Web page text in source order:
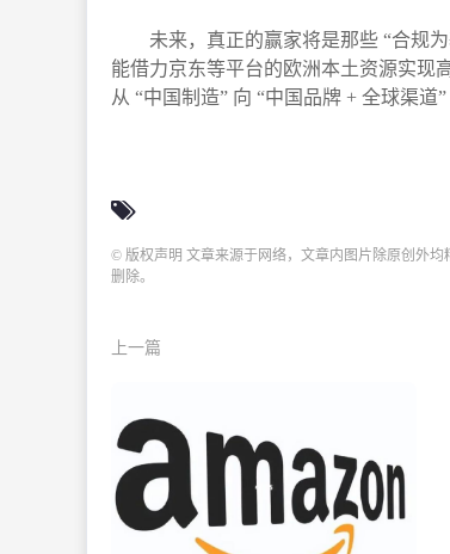
未来，真正的赢家将是那些 “合规
能借力京东等平台的欧洲本土资源实现
从 “中国制造” 向 “中国品牌 + 全球渠道
© 版权声明 文章来源于网络，文章内图片除原创外
删除。
上一篇